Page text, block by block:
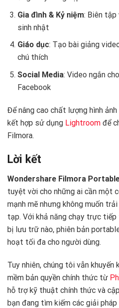
Gia đình & Kỷ niệm: Biên tập
sinh nhật
Giáo dục: Tạo bài giảng
chú thích
Social Media: Video ngắn
Facebook
Để nâng cao chất lượng hình
kết hợp sử dụng Lightroom để
Filmora.
Lời kết
Wondershare Filmora
tuyệt vời cho những ai cần một
mạnh mẽ nhưng không muốn
tạp. Với khả năng chạy trực
bị lưu trữ nào, phiên bản
hoạt tối đa cho người dùng.
Tuy nhiên, chúng tôi vẫn khuyến
mềm bản quyền chính thức từ
hỗ trợ kỹ thuật chính thức và
bạn đang tìm kiếm các giải